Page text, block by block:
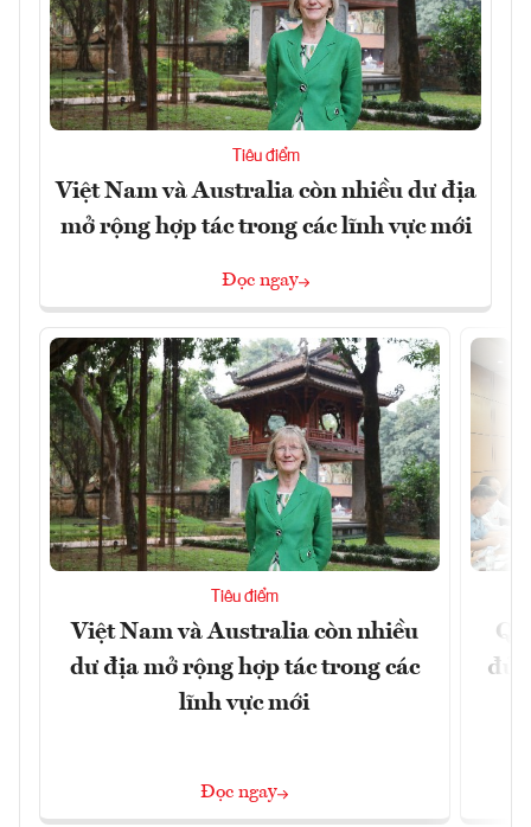
Tiêu điểm
Việt Nam và Australia còn nhiều dư địa
mở rộng hợp tác trong các lĩnh vực mới
Đọc ngay
Tiêu điểm
Việt Nam và Australia còn nhiều
dư địa mở rộng hợp tác trong các
lĩnh vực mới
Đọc ngay
đủ